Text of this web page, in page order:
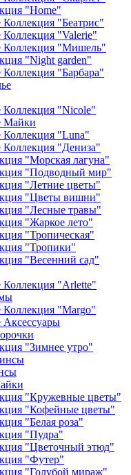
"Home"
Коллекция "Беатрис"
Коллекция "Valerie"
Коллекция "Мишель"
"Night garden"
Коллекция "Барбара"
Коллекция "Nicole"
Майки
Коллекция "Luna"
Коллекция "Дениза"
"Морская лагуна"
"Подводный мир"
"Летние цветы"
"Цветы вишни"
"Лесные травы"
"Жаркое лето"
"Тропическая"
"Тропики"
"Весенний сад"
Коллекция "Arlette"
Коллекция "Margo"
Аксессуары
"Зимнее утро"
"Кружевные цветы"
"Кофейные цветы"
"Белая роза"
"Пудра"
"Цветочный этюд"
"Футер"
"Голубой мираж"